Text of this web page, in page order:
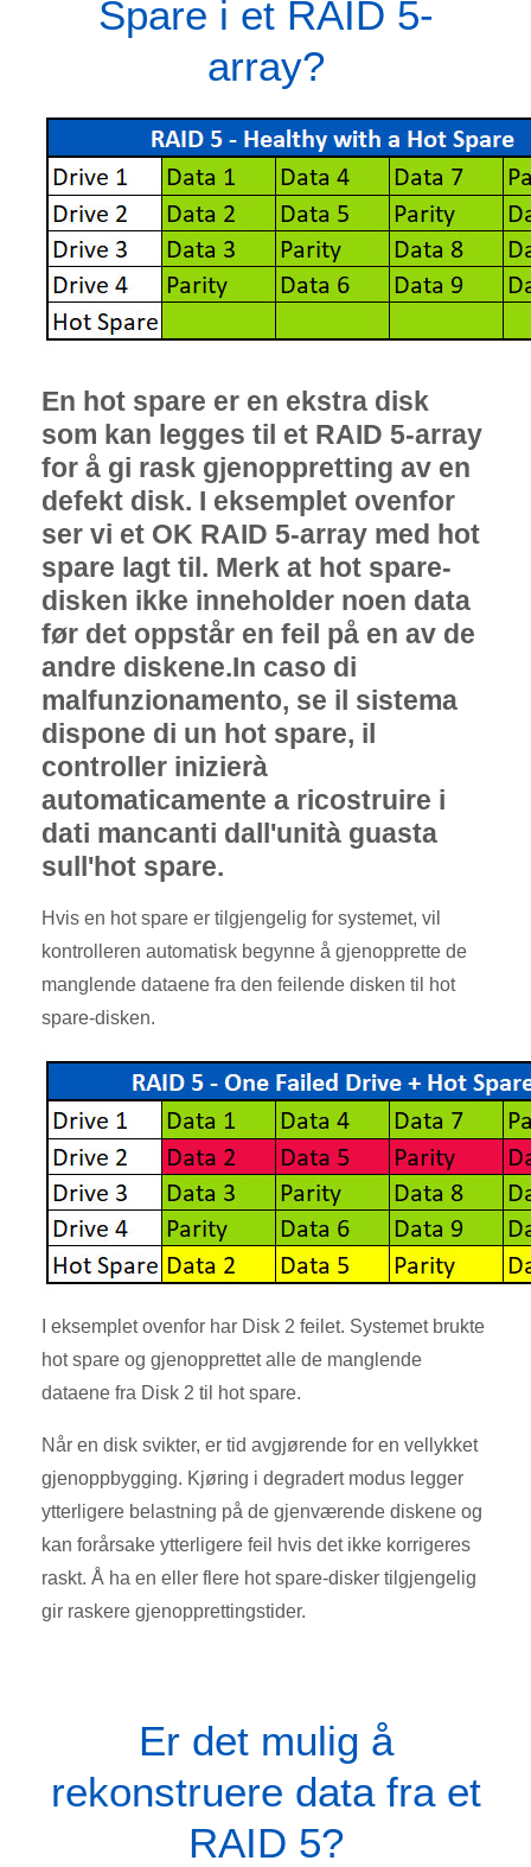
Spare i et RAID 5-
array?
En hot spare er en ekstra disk
som kan legges til et RAID 5-array
for å gi rask gjenoppretting av en
defekt disk. I eksemplet ovenfor
ser vi et OK RAID 5-array med hot
spare lagt til. Merk at hot spare-
disken ikke inneholder noen data
før det oppstår en feil på en av de
andre diskene.In caso di
malfunzionamento, se il sistema
dispone di un hot spare, il
controller inizierà
automaticamente a ricostruire i
dati mancanti dall'unità guasta
sull'hot spare.
Hvis en hot spare er tilgjengelig for systemet, vil
kontrolleren automatisk begynne å gjenopprette de
manglende dataene fra den feilende disken til hot
spare-disken.
I eksemplet ovenfor har Disk 2 feilet. Systemet brukte
hot spare og gjenopprettet alle de manglende
dataene fra Disk 2 til hot spare.
Når en disk svikter, er tid avgjørende for en vellykket
gjenoppbygging. Kjøring i degradert modus legger
ytterligere belastning på de gjenværende diskene og
kan forårsake ytterligere feil hvis det ikke korrigeres
raskt. Å ha en eller flere hot spare-disker tilgjengelig
gir raskere gjenopprettingstider.
Er det mulig å
rekonstruere data fra et
RAID 5?